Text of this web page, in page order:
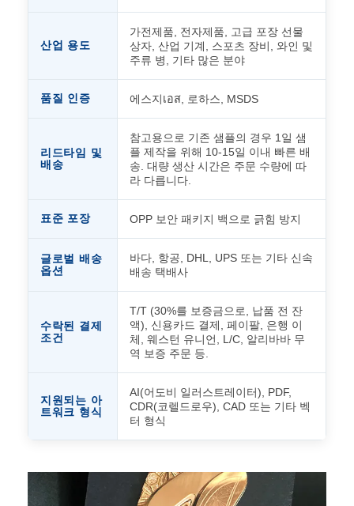
산업 용도
가전제품, 전자제품, 고급 포장 선물
상자, 산업 기계, 스포츠 장비, 와인 및
주류 병, 기타 많은 분야
품질 인증 에스지เอส, 로하스, MSDS
리드타임 및
배송
참고용으로 기존 샘플의 경우 1일 샘
플 제작을 위해 10-15일 이내 빠른 배
송. 대량 생산 시간은 주문 수량에 따
라 다릅니다.
표준 포장 OPP 보안 패키지 백으로 긁힘 방지
글로벌 배송
옵션
바다, 항공, DHL, UPS 또는 기타 신속
배송 택배사
수락된 결제
조건
T/T (30%를 보증금으로, 납품 전 잔
액), 신용카드 결제, 페이팔, 은행 이
체, 웨스턴 유니언, L/C, 알리바바 무
역 보증 주문 등.
지원되는 아
트워크 형식
AI(어도비 일러스트레이터), PDF,
CDR(코렐드로우), CAD 또는 기타 벡
터 형식